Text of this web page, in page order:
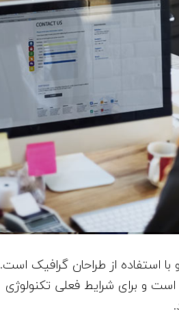
استفاده از طراحان گرافیک است.
و برای شرایط فعلی تکنولوژی